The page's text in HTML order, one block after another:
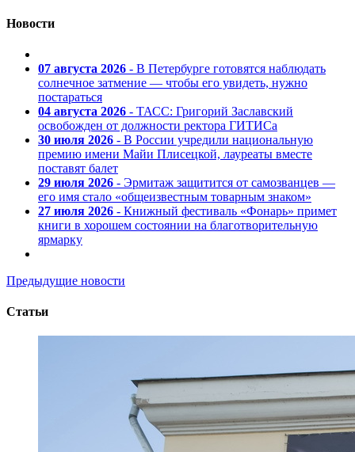
Новости
07 августа 2026 - В Петербурге готовятся наблюдать
солнечное затмение — чтобы его увидеть, нужно
постараться
04 августа 2026 - ТАСС: Григорий Заславский
освобожден от должности ректора ГИТИСа
30 июля 2026 - В России учредили национальную
премию имени Майи Плисецкой, лауреаты вместе
поставят балет
29 июля 2026 - Эрмитаж защитится от самозванцев —
его имя стало «общеизвестным товарным знаком»
27 июля 2026 - Книжный фестиваль «Фонарь» примет
книги в хорошем состоянии на благотворительную
ярмарку
Предыдущие новости
Статьи